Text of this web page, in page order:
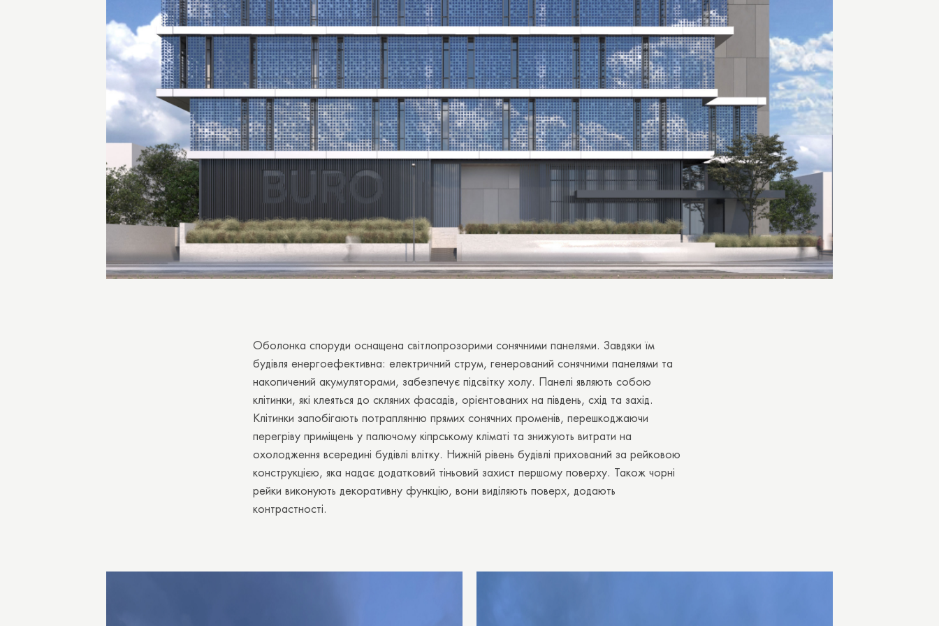
Оболонка споруди оснащена світлопрозорими сонячними панелями. Завдяки їм
будівля енергоефективна: електричний струм, генерований сонячними панелями та
накопичений акумуляторами, забезпечує підсвітку холу. Панелі являють собою
клітинки, які клеяться до скляних фасадів, орієнтованих на південь, схід та захід.
Клітинки запобігають потраплянню прямих сонячних променів, перешкоджаючи
перегріву приміщень у палючому кіпрському кліматі та знижують витрати на
охолодження всередині будівлі влітку. Нижній рівень будівлі прихований за рейковою
конструкцією, яка надає додатковий тіньовий захист першому поверху. Також чорні
рейки виконують декоративну функцію, вони виділяють поверх, додають
контрастності.